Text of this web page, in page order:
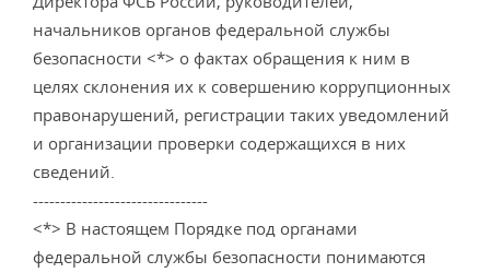
начальников органов федеральной службы
безопасности <*> о фактах обращения к ним в
целях склонения их к совершению коррупционных
правонарушений, регистрации таких уведомлений
и организации проверки содержащихся в них
сведений.
--------------------------------
<*> В настоящем Порядке под органами
федеральной службы безопасности понимаются